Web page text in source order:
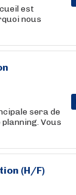
est
nous
sera de
Vous
(H/F)